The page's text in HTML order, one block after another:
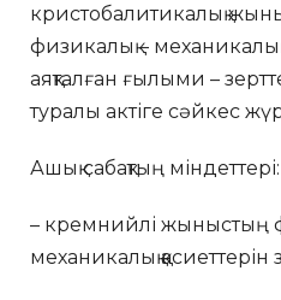
кристобалитикалық
физикалық – механикалық
аяқталған ғылыми –
туралы актіге сәйкес
Ашық сабақтың міндеттері:
– кремнийлі жыныстың
механикалық